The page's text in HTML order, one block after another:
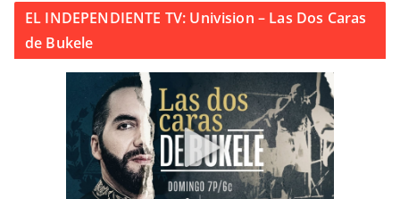
EL INDEPENDIENTE TV: Univision – Las Dos Caras
de Bukele